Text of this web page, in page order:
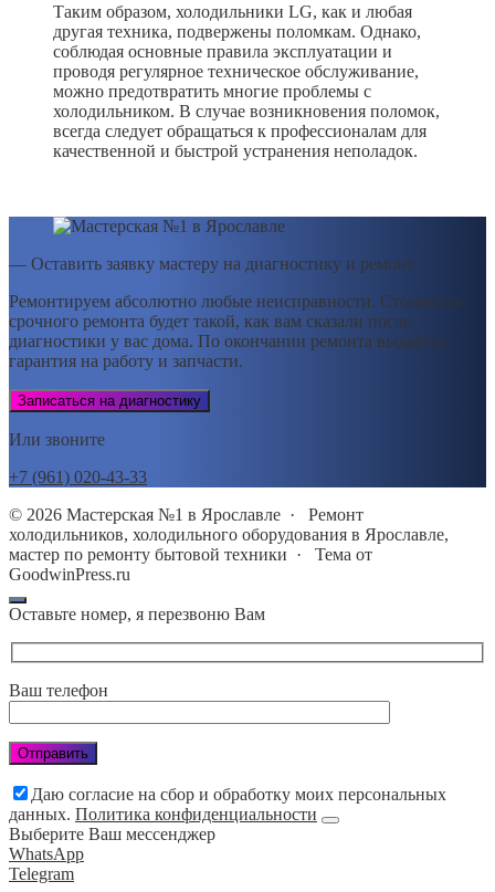
Таким образом, холодильники LG, как и любая
другая техника, подвержены поломкам. Однако,
соблюдая основные правила эксплуатации и
проводя регулярное техническое обслуживание,
можно предотвратить многие проблемы с
холодильником. В случае возникновения поломок,
всегда следует обращаться к профессионалам для
качественной и быстрой устранения неполадок.
— Оставить заявку мастеру на диагностику и ремонт
Ремонтируем абсолютно любые неисправности. Стоимость
срочного ремонта будет такой, как вам сказали после
диагностики у вас дома. По окончании ремонта выдается
гарантия на работу и запчасти.
Записаться на диагностику
Или звоните
+7 (961) 020-43-33
© 2026 Мастерская №1 в Ярославле · Ремонт
холодильников, холодильного оборудования в Ярославле,
мастер по ремонту бытовой техники · Тема от
GoodwinPress.ru
Оставьте номер, я перезвоню Вам
Ваш телефон
Даю согласие на сбор и обработку моих персональных
данных. Политика конфиденциальности
Выберите Ваш мессенджер
WhatsApp
Telegram